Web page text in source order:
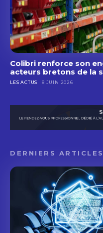
Colibri renforce son
acteurs bretons de la
LES ACTUS 8 JUIN 2026
DERNIERS ARTICLES